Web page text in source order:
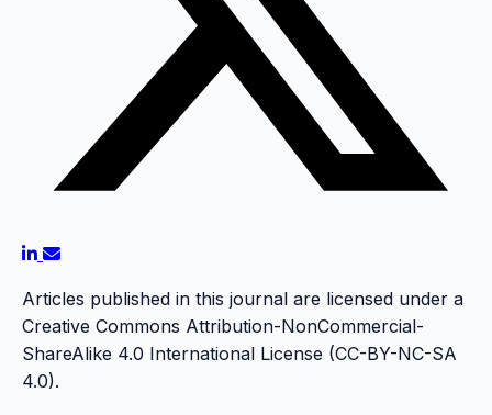
Articles published in this journal are licensed under a
Creative Commons Attribution-NonCommercial-
ShareAlike 4.0 International License (CC-BY-NC-SA
4.0).